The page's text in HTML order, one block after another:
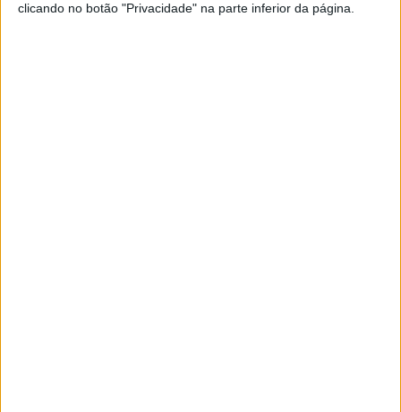
clicando no botão "Privacidade" na parte inferior da página.
uma boa corrida, mas é verdade que tudo depende da